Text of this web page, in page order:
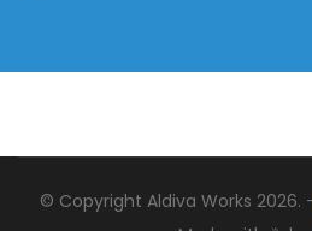
© Copyright Aldiva Works 2026.